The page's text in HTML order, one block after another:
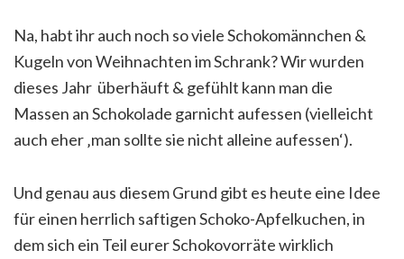
Na, habt ihr auch noch so viele Schokomännchen &
Kugeln von Weihnachten im Schrank? Wir wurden
dieses Jahr überhäuft & gefühlt kann man die
Massen an Schokolade garnicht aufessen (vielleicht
auch eher ‚man sollte sie nicht alleine aufessen‘).
Und genau aus diesem Grund gibt es heute eine Idee
für einen herrlich saftigen Schoko-Apfelkuchen, in
dem sich ein Teil eurer Schokovorräte wirklich